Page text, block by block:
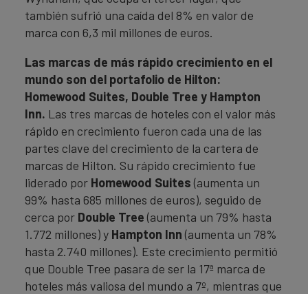
también sufrió una caída del 8% en valor de
marca con 6,3 mil millones de euros.
Las marcas de más rápido crecimiento en el
mundo son del portafolio de Hilton:
Homewood Suites, Double Tree y Hampton
Inn. Las tres marcas de hoteles con el valor más
rápido en crecimiento fueron cada una de las
partes clave del crecimiento de la cartera de
marcas de Hilton. Su rápido crecimiento fue
liderado por Homewood Suites (aumenta un
99% hasta 685 millones de euros), seguido de
cerca por Double Tree (aumenta un 79% hasta
1.772 millones) y Hampton Inn (aumenta un 78%
hasta 2.740 millones). Este crecimiento permitió
que Double Tree pasara de ser la 17ª marca de
hoteles más valiosa del mundo a 7º, mientras que